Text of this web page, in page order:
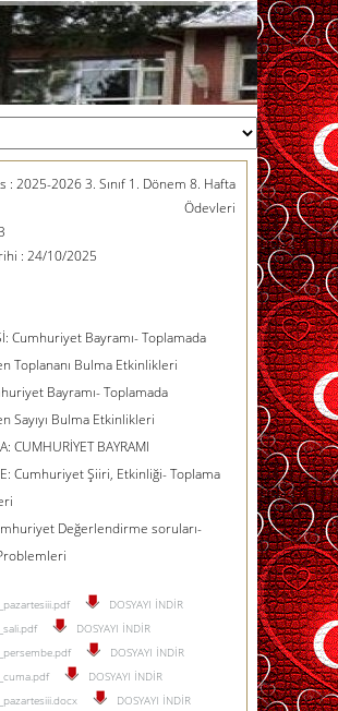
: 2025-2026 3. Sınıf 1. Dönem 8. Hafta
Ödevleri
: 24/10/2025
Cumhuriyet Bayramı- Toplamada
Toplananı Bulma Etkinlikleri
Bayramı- Toplamada
Sayıyı Bulma Etkinlikleri
CUMHURİYET BAYRAMI
Cumhuriyet Şiiri, Etkinliği- Toplama
Değerlendirme soruları-
DOSYAYI İNDİR
DOSYAYI İNDİR
DOSYAYI İNDİR
DOSYAYI İNDİR
DOSYAYI İNDİR